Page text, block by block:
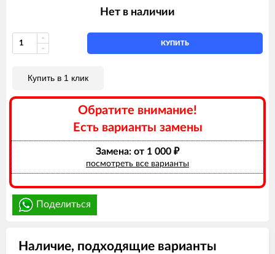
Нет в наличии
КУПИТЬ
Купить в 1 клик
Обратите внимание!
Есть варианты замены
Замена: от 1 000 ₽
посмотреть все варианты
Поделиться
Наличие, подходящие варианты